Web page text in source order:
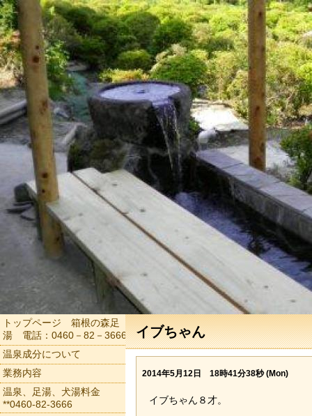
イブちゃん
2014年5月12日 18時41分38秒 (Mon)
イブちゃん８才。
トップページ 箱根の森足
湯 電話：0460－82－3666
温泉成分について
業務内容
温泉、足湯、犬湯料金
**0460-82-3666